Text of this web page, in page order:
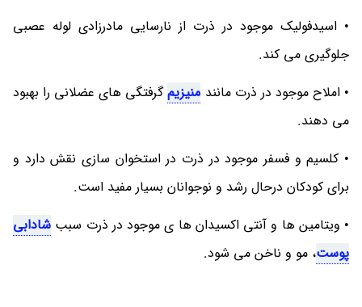
• اسیدفولیک موجود در ذرت از نارسایی مادرزادی لوله عصبی
جلوگیری می کند.
• املاح موجود در ذرت مانند منیزیمگرفتگی های عضلانی را بهبود
می دهند.
• کلسیم و فسفر موجود در ذرت در استخوان سازی نقش دارد و
برای کودکان درحال رشد و نوجوانان بسیار مفید است.
• ویتامین ها و آنتی اکسیدان ها ی موجود در ذرت سبب شادابی
پوست، مو و ناخن می شود.